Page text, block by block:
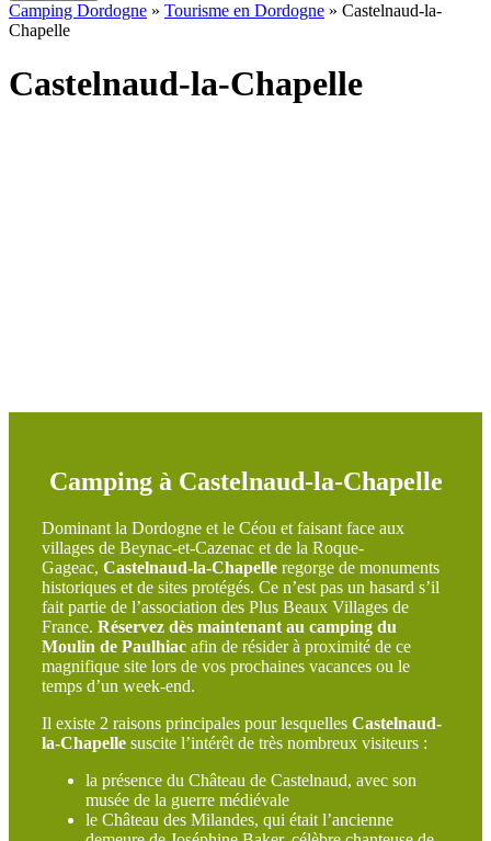
Camping Dordogne » Tourisme en Dordogne » Castelnaud-la-
Chapelle
Castelnaud-la-Chapelle
Camping à Castelnaud-la-Chapelle
Dominant la Dordogne et le Céou et faisant face aux
villages de Beynac-et-Cazenac et de la Roque-
Gageac, Castelnaud-la-Chapelle regorge de monuments
historiques et de sites protégés. Ce n’est pas un hasard s’il
fait partie de l’association des Plus Beaux Villages de
France. Réservez dès maintenant au camping du
Moulin de Paulhiac afin de résider à proximité de ce
magnifique site lors de vos prochaines vacances ou le
temps d’un week-end.
Il existe 2 raisons principales pour lesquelles Castelnaud-
la-Chapelle suscite l’intérêt de très nombreux visiteurs :
la présence du Château de Castelnaud, avec son
musée de la guerre médiévale
le Château des Milandes, qui était l’ancienne